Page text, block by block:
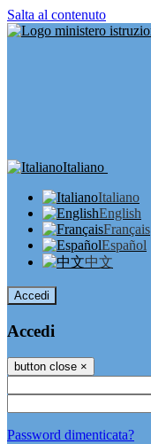
Salta al contenuto
Italiano
Italiano
English
Français
Español
中文
Accedi
Accedi
button close ×
Password dimenticata?